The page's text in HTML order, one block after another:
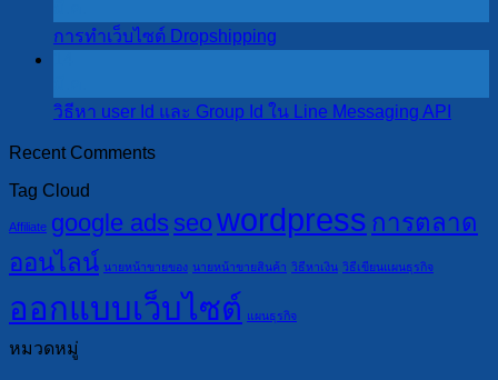
การทำเว็บไซต์ Dropshipping
วิธีหา user Id และ Group Id ใน Line Messaging API
Recent Comments
Tag Cloud
Affiliate google ads seowordpress การตลาด
ออนไลน์ นายหน้าขายของ นายหน้าขายสินค้า วิธีหาเงิน วิธีเขียนแผนธุรกิจ
ออกแบบเว็บไซต์ แผนธุรกิจ
หมวดหมู่